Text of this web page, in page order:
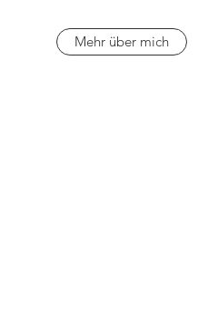
Mehr über mich